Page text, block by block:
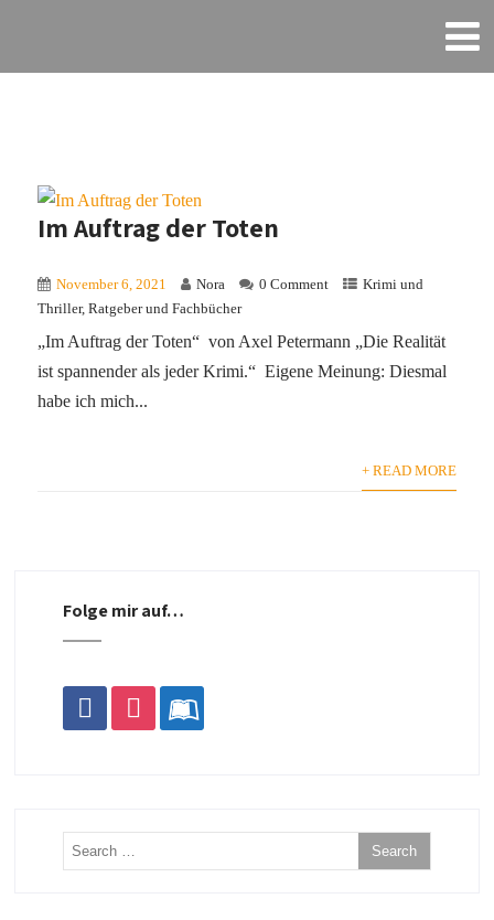
Im Auftrag der Toten
November 6, 2021 Nora 0 Comment
Krimi und
Thriller,Ratgeber und Fachbücher
„Im Auftrag der Toten“ von Axel Petermann „Die Realität
ist spannender als jeder Krimi.“ Eigene Meinung: Diesmal
habe ich mich...
+ READ MORE
Folge mir auf…
facebookinstagramleanpub